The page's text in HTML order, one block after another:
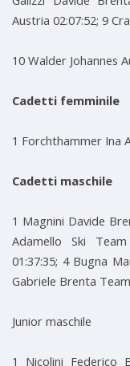
Austria 02:07:52; 9
10 Walder Johannes
Cadetti femminile
1 Forchthammer Ina
Cadetti maschile
1 Magnini Davide
Adamello Ski
01:37:35; 4 Bugna
Gabriele Brenta
Junior maschile
1 Nicolini Federico